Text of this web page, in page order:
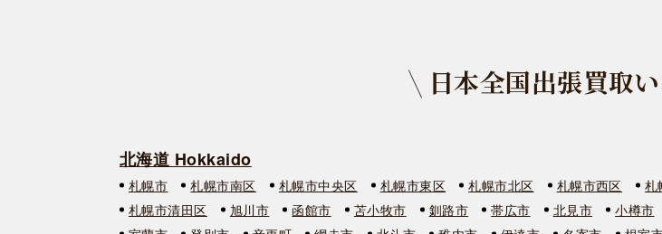
日本全国出張買取
北海道 Hokkaido
札幌市 札幌市南区 札幌市中央区 札幌市東区 札幌市北区 札幌市西区 札
札幌市清田区
旭川市 函館市 苫小牧市 釧路市 帯広市 北見市 小樽市